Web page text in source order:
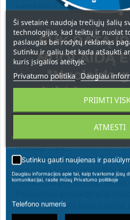
komforto ir jaunatviškos
tiems, kurie ieško ne
ilgalaikės investicijos į gražią,
odą.
99 % natūralios kilmės
Veganiškas retinalis ir
Nekomedogeninė formulė
Tinka visiems odos tipams
Beaute Mediterranea Super
stangresnę ir jaunesnę odos
Naudojimas:jei anksčiau
su retinaliu – tepkite 2 kartus
kartą naudojant, pradėkite
– 3 vakarus per savaitę, vėliau
vakare. Nedidelį kiekį švelniai
Ši svetainė naudoja trečiųjų šalių
technologijas, kad teiktų ir nuolat
paslaugas bei rodytų reklamas
Sutinku ir galiu bet kada atšaukti
kuris įsigalios ateityje.
Privatumo politika Daugiau
ATMESTI
PRIIMTI
SUK RATĄ
NUOLAIDĄ
*Nuolaida
apsipirkimams
Sutinku gauti naujienas ir
Daugiau informacijos apie tai, kaip tvarkome jūsų
komunikacijai, rasite mūsų Privatumo politikoje
Telefono numeris